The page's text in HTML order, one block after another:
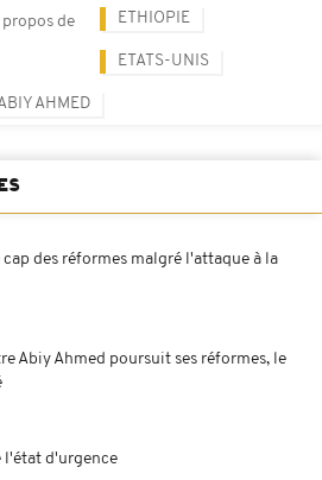
de ETHIOPIE
ETATS-UNIS
AHMED
des réformes malgré l'attaque à la
Abiy Ahmed poursuit ses réformes, le
l'état d'urgence